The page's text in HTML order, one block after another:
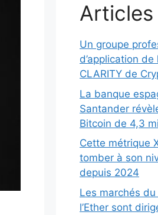
Un groupe
d’application
CLARITY de
La banque
Santander
Bitcoin de 4,3
Cette métrique
tomber à son
depuis 2024
Les marchés
l’Ether sont